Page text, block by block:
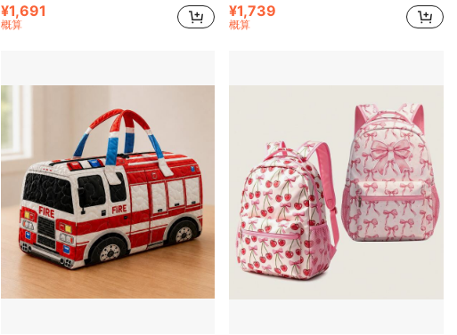
¥1,691
概算
¥1,739
概算